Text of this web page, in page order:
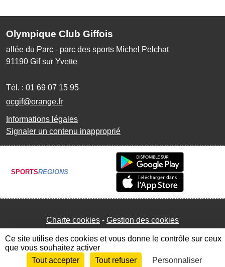
Olympique Club Giffois
allée du Parc - parc des sports Michel Pelchat
91190 Gif sur Yvette
Tél. : 01 69 07 15 95
ocgif@orange.fr
Informations légales
Signaler un contenu inapproprié
SPORTSREGIONS
Charte cookies Gestion des cookies
Envie de participer ? Connexion
Ce site utilise des cookies et vous donne le contrôle sur ceux
que vous souhaitez activer
Tout accepter
Tout refuser Personnaliser